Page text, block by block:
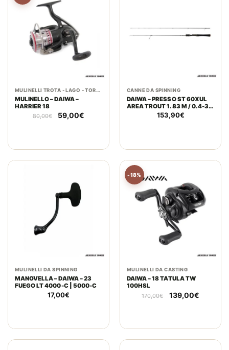
MULINELLI TROTA - LAGO - TORRENTE
MULINELLO – DAIWA –
HARRIER 18
80,00€
Il
prezzo
59,00€
59,00€.
CANNE DA SPINNING
DAIWA – PRESSO ST 60XUL
AREA TROUT 1.83 M / 0.4-3G
/ LINE 1.5-3LB / 2 PCS
153,90€
MULINELLI DA SPINNING
MANOVELLA – DAIWA – 23
FUEGO LT 4000-C | 5000-C
17,00€
-18%
MULINELLI DA CASTING
DAIWA – 18 TATULA TW
100HSL
170,00€
Il
prezzo
139,00€Il
139,00€.